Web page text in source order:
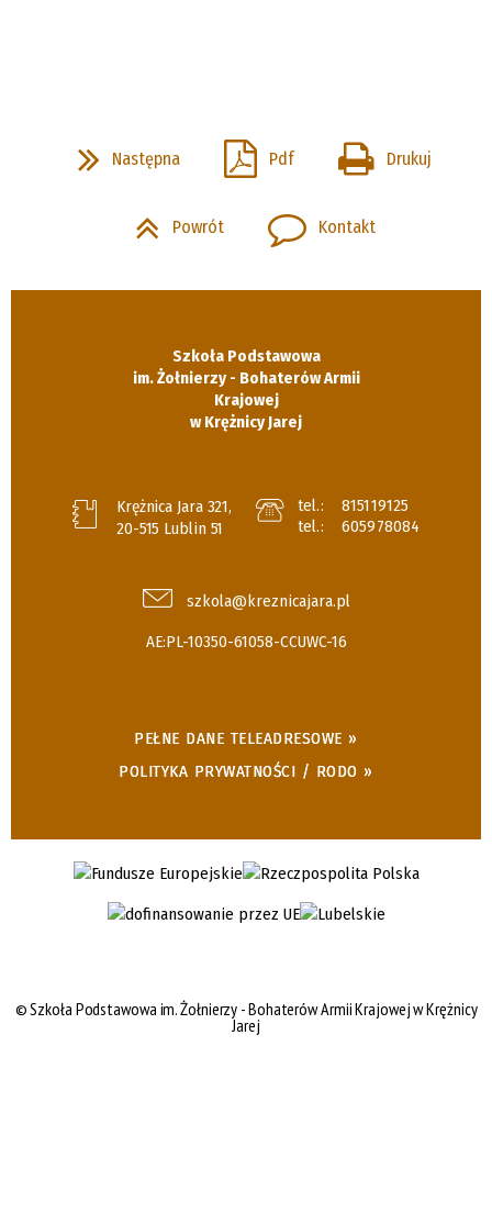
Następna Pdf Drukuj
Powrót Kontakt
Szkoła Podstawowa
im. Żołnierzy - Bohaterów Armii
Krajowej
w Krężnicy Jarej
Krężnica Jara 321,
20-515 Lublin 51
tel.:
815119125
tel.:
605978084
szkola@kreznicajara.pl
AE:PL-10350-61058-CCUWC-16
PEŁNE DANE TELEADRESOWE »
POLITYKA PRYWATNOŚCI / RODO »
©Szkoła Podstawowa im. Żołnierzy - Bohaterów Armii Krajowej w Krężnicy
Jarej